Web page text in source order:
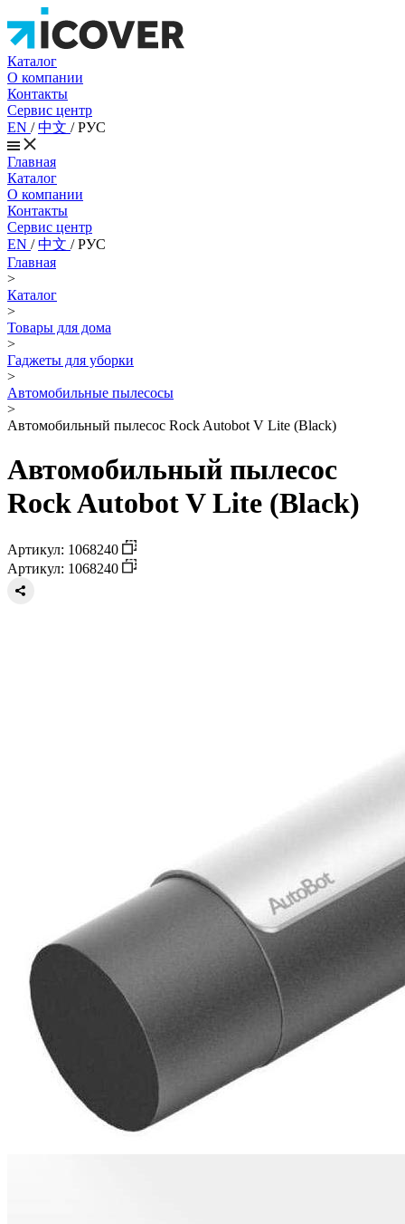
Каталог
О компании
Контакты
Сервис центр
EN /中文 /РУС
Главная
Каталог
О компании
Контакты
Сервис центр
EN /中文 /РУС
Главная
>
Каталог
>
Товары для дома
>
Гаджеты для уборки
>
Автомобильные пылесосы
>
Автомобильный пылесос Rock Autobot V Lite (Black)
Автомобильный пылесос
Rock Autobot V Lite (Black)
Артикул: 1068240
Артикул: 1068240